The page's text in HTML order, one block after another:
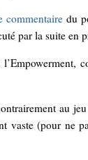
commentairedu
par la suite en
au
vaste (pour ne